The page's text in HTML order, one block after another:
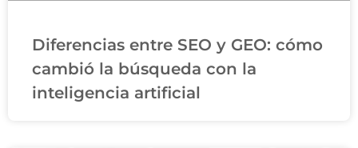
Diferencias entre SEO y GEO: cómo
cambió la búsqueda con la
inteligencia artificial